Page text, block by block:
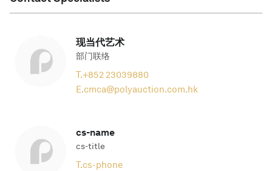
现当代艺术
部门联络
T.+852 23039880
E.cmca@polyauction.com.hk
cs-name
cs-title
T.cs-phone